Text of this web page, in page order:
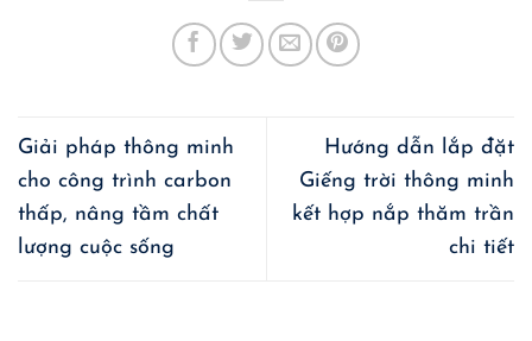
Giải pháp thông minh
cho công trình carbon
thấp, nâng tầm chất
lượng cuộc sống
Hướng dẫn lắp đặt
Giếng trời thông minh
kết hợp nắp thăm trần
chi tiết